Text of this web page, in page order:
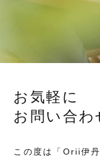
お気軽に
お問い合わ
この度は「Orii伊